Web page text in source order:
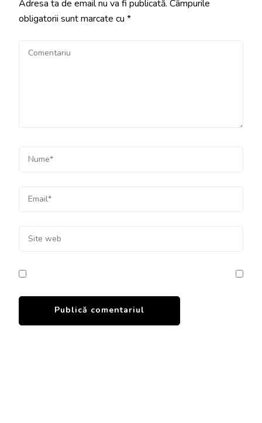
Adresa ta de email nu va fi publicată. Câmpurile
obligatorii sunt marcate cu *